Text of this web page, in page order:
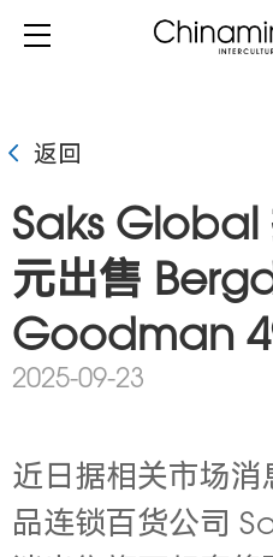
返回
Saks Global
元出售
Goodman
2025-09-23
近日据相关市场消
品连锁百货公司